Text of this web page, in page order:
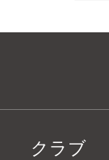
クラブ